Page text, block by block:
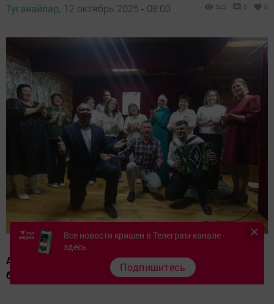
Туганайлар, 12 октябрь 2025 - 08:00 342 0 0
Арча районының Сәрдәбаш авылы клубында һәр
бәйрәмне билгеләп үтәләр.
Все новости кряшен в Телеграм-канале -
здесь
Подпишитесь